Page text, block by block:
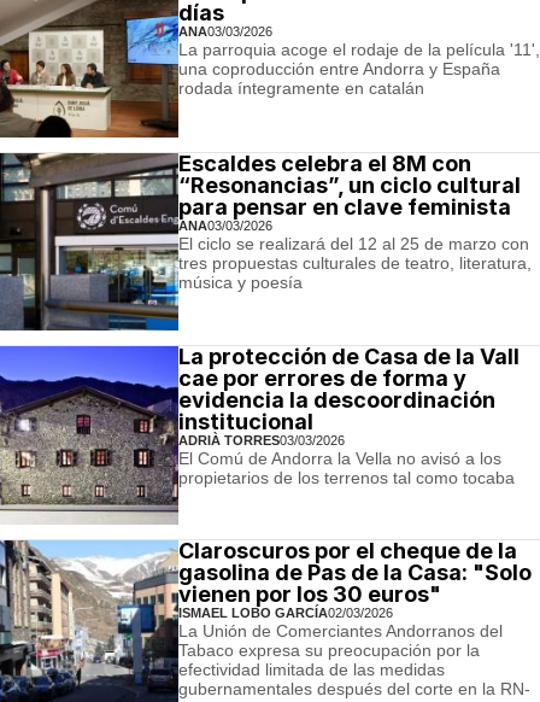
días
ANA03/03/2026
La parroquia acoge el rodaje de la película '11',
una coproducción entre Andorra y España
rodada íntegramente en catalán
Escaldes celebra el 8M con
“Resonancias”, un ciclo cultural
para pensar en clave feminista
ANA03/03/2026
El ciclo se realizará del 12 al 25 de marzo con
tres propuestas culturales de teatro, literatura,
música y poesía
La protección de Casa de la Vall
cae por errores de forma y
evidencia la descoordinación
institucional
ADRIÀ TORRES03/03/2026
El Comú de Andorra la Vella no avisó a los
propietarios de los terrenos tal como tocaba
Claroscuros por el cheque de la
gasolina de Pas de la Casa: "Solo
vienen por los 30 euros"
ISMAEL LOBO GARCÍA02/03/2026
La Unión de Comerciantes Andorranos del
Tabaco expresa su preocupación por la
efectividad limitada de las medidas
gubernamentales después del corte en la RN-